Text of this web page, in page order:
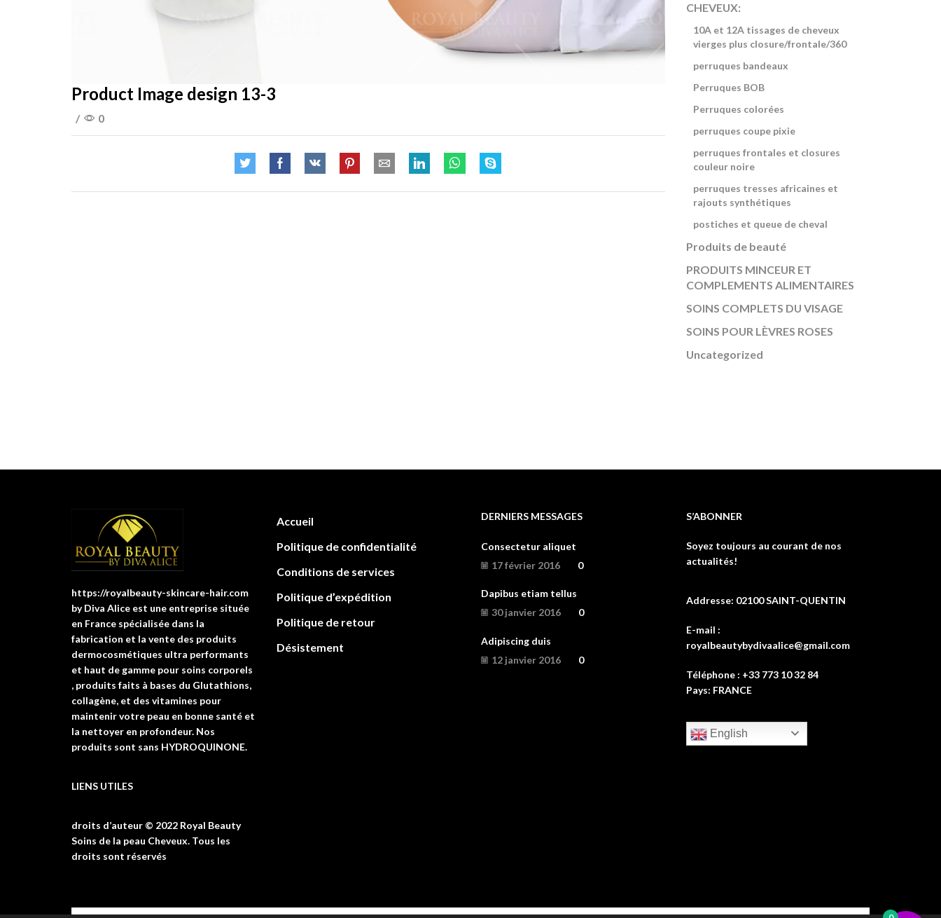
Product Image design 13-3
/ 0
CHEVEUX:
10A et 12A tissages de cheveux
vierges plus closure/frontale/360
perruques bandeaux
Perruques BOB
Perruques colorées
perruques coupe pixie
perruques frontales et closures
couleur noire
perruques tresses africaines et
rajouts synthétiques
postiches et queue de cheval
Produits de beauté
PRODUITS MINCEUR ET
COMPLEMENTS ALIMENTAIRES
SOINS COMPLETS DU VISAGE
SOINS POUR LÈVRES ROSES
Uncategorized
https://royalbeauty-skincare-hair.com
by Diva Alice est une entreprise située
en France spécialisée dans la
fabrication et la vente des produits
dermocosmétiques ultra performants
et haut de gamme pour soins corporels
, produits faits à bases du Glutathions,
collagène, et des vitamines pour
maintenir votre peau en bonne santé et
la nettoyer en profondeur. Nos
produits sont sans HYDROQUINONE.
LIENS UTILES
droits d’auteur © 2022 Royal Beauty
Soins de la peau Cheveux. Tous les
droits sont réservés
Accueil
Politique de confidentialité
Conditions de services
Politique d’expédition
Politique de retour
Désistement
DERNIERS MESSAGES
Consectetur aliquet
17 février 2016
0
Dapibus etiam tellus
30 janvier 2016
0
Adipiscing duis
12 janvier 2016
0
S’ABONNER
Soyez toujours au courant de nos
actualités!
Addresse: 02100 SAINT-QUENTIN
E-mail :
royalbeautybydivaalice@gmail.com
Téléphone : +33 773 10 32 84
Pays: FRANCE
English